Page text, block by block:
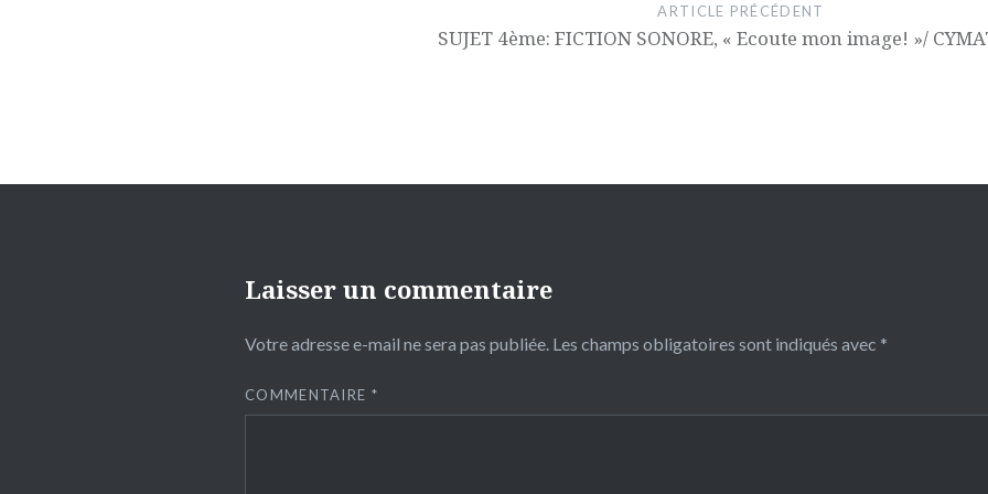
ARTICLE PRÉCÉDENT
SUJET 4ème: FICTION SONORE, « Ecoute mon image! »/
Laisser un commentaire
Votre adresse e-mail ne sera pas publiée. Les champs obligatoires sont indiqués avec *
COMMENTAIRE *